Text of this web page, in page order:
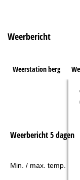
Weerbericht
Weerstation berg
Weerbericht 5 dagen
Min. / max. temp.